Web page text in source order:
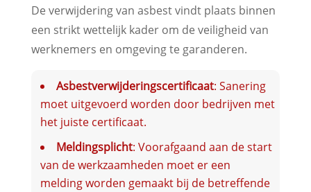
De verwijdering van asbest vindt plaats binnen
een strikt wettelijk kader om de veiligheid van
werknemers en omgeving te garanderen.
Asbestverwijderingscertificaat: Sanering
moet uitgevoerd worden door bedrijven met
het juiste certificaat.
Meldingsplicht: Voorafgaand aan de start
van de werkzaamheden moet er een
melding worden gemaakt bij de betreffende